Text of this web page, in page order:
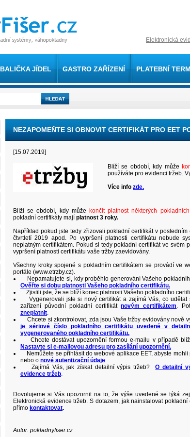
Elektronická
BALIČKA JÍDEL GASTRO ZAŘÍZENÍ PLATEBNÍ
NEZAPOMEŇTE SI OBNOVIT CERTIFIKÁT PRO EET
[15.07.2019]
Blíží se období, kdy může
používáte pro evidenci tržeb.
Více info zde.
Blíží se období, kdy může končit platnost některých
pokladní certifikáty mají platnost 3 roky.
Například pokud jste tedy zřizovali pokladní certifikát v
čtvrtletí 2019 apod. Po vypršení platnosti certifikátu nebude
neplatným certifikátem. Pokud si tedy pokladní certifikát ve
vypršení platnosti certifikátu vaše tržby zaevidovány.
Všechny kroky spojené s pokladním certifikátem se provádí ve
portále (www.etrzby.cz).
Nepamatujete si, kdy proběhlo generování Vašeho
Ověřte si dobu platnosti Vašeho pokladního certifikátu.
Zjistili jste, že se blíží konec platnosti Vašeho pokladního
Vygenerovali jste si nový certifikát a zajímá Vás, co udělat
zařízení původní pokladní certifikátnovým certifikátem.
zneplatnit.
Chcete si zkontrolovat, zda jsou Vaše tržby evidovány nově
je sériové číslo pokladního certifikátu uvedené v
vygenerovaného pokladního certifikátu.
Chcete dostávat upozornění formou e-mailu v případě
Nastavte si e-mailovou adresu pro zasílání upozornění.
Nemůžete se přihlásit do webové aplikace EET, abyste
nebo o nové autentizační údaje.
Zajímá Vás, jak získat detailní výpis tržeb?O detailní
evidence tržeb.
Dovolujeme si Vás upozornit na to, že výše uvedené se týká
Elektronická evidence tržeb. S dotazem, jak nainstalovat
přímo kontaktovat.
Autor: pokladnyfiser.cz